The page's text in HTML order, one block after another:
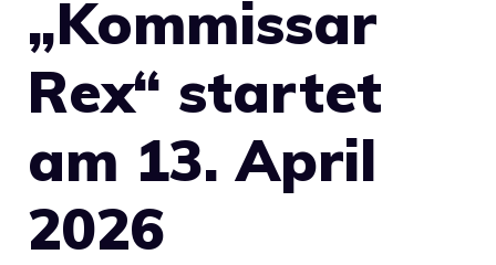
„Kommissar
Rex“ startet
am 13. April
2026